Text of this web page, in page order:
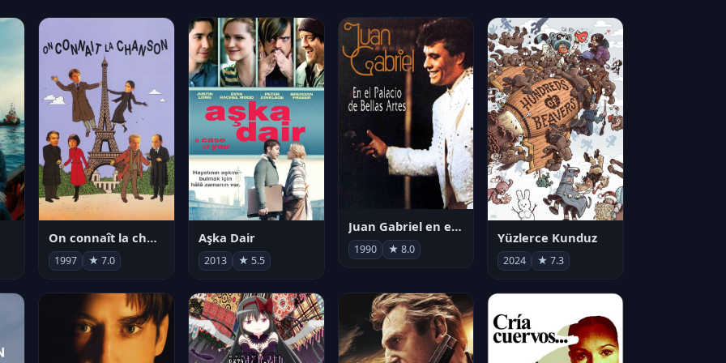
On connaît la chanson
1997 ★ 7.0
Aşka Dair
2013 ★ 5.5
Juan Gabriel en el Palacio de Bellas Artes
1990 ★ 8.0
Yüzlerce Kunduz
2024 ★ 7.3